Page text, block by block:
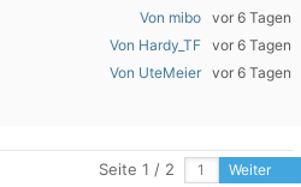
Von mibo vor 6 Tagen
Von Hardy_TF vor 6 Tagen
Von UteMeier vor 6 Tagen
Seite 1 / 2 Weiter